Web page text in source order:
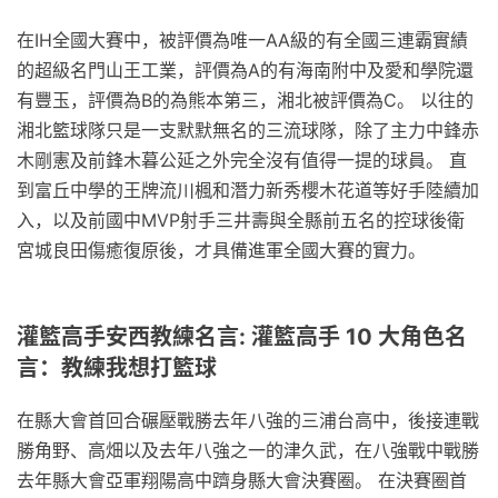
在IH全國大賽中，被評價為唯一AA級的有全國三連霸實績
的超級名門山王工業，評價為A的有海南附中及愛和學院還
有豐玉，評價為B的為熊本第三，湘北被評價為C。 以往的
湘北籃球隊只是一支默默無名的三流球隊，除了主力中鋒赤
木剛憲及前鋒木暮公延之外完全沒有值得一提的球員。 直
到富丘中學的王牌流川楓和潛力新秀櫻木花道等好手陸續加
入，以及前國中MVP射手三井壽與全縣前五名的控球後衛
宮城良田傷癒復原後，才具備進軍全國大賽的實力。
灌籃高手安西教練名言: 灌籃高手 10 大角色名
言：教練我想打籃球
在縣大會首回合碾壓戰勝去年八強的三浦台高中，後接連戰
勝角野、高畑以及去年八強之一的津久武，在八強戰中戰勝
去年縣大會亞軍翔陽高中躋身縣大會決賽圈。 在決賽圈首